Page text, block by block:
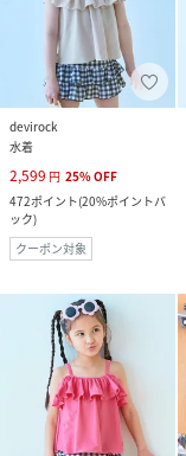
devirock
水着
2,599 円 25%OFF
472ポイント(20%ポイントバ
ック)
クーポン対象